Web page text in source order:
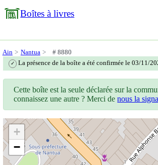
Boîtes à livres
Ain Nantua # 8880
✓ La présence de la boîte a été confirmée le 03/11/
Cette boîte est la seule déclarée sur la
connaissez une autre ? Merci denous la
+
−